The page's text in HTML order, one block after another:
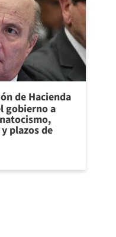
de Hacienda
gobierno a
plazos de